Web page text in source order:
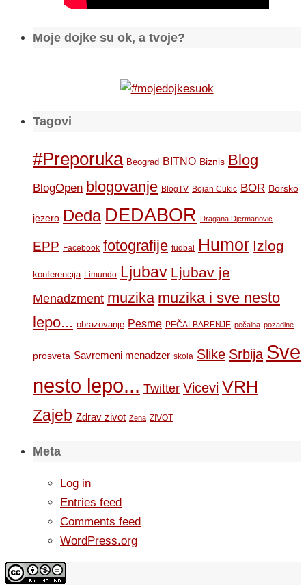
Moje dojke su ok, a tvoje?
Tagovi
#Preporuka Beograd BITNO Biznis Blog
BlogOpen blogovanje BlogTV Bojan Cukic BOR Borsko
jezero Deda DEDABOR Dragana Djermanovic
EPP Facebook fotografije fudbal Humor Izlog
konferencija Limundo Ljubav Ljubav je
Menadzment muzika muzika i sve nesto
lepo... obrazovanje Pesme PEČALBARENJE pečalba pozadine
prosveta Savremeni menadzer skola Slike Srbija Sve
nesto lepo... Twitter Vicevi VRH
Zajeb Zdrav zivot Zena ZIVOT
Meta
Log in
Entries feed
Comments feed
WordPress.org